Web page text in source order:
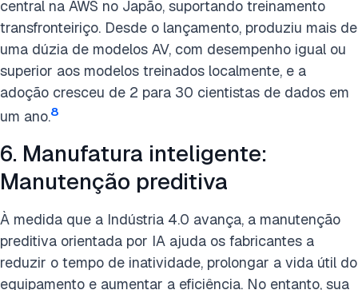
central na AWS no Japão, suportando treinamento
transfronteiriço. Desde o lançamento, produziu mais de
uma dúzia de modelos AV, com desempenho igual ou
superior aos modelos treinados localmente, e a
adoção cresceu de 2 para 30 cientistas de dados em
um ano.8
6. Manufatura inteligente:
Manutenção preditiva
À medida que a Indústria 4.0 avança, a manutenção
preditiva orientada por IA ajuda os fabricantes a
reduzir o tempo de inatividade, prolongar a vida útil do
equipamento e aumentar a eficiência. No entanto, sua